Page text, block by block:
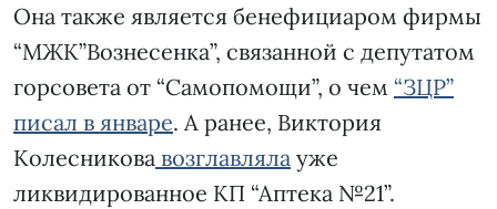
Она также является бенефициаром фирмы
“МЖК”Вознесенка”, связанной с депутатом
горсовета от “Самопомощи”, о чем “ЗЦР”
писал в январе. А ранее, Виктория
Колесникова возглавляла уже
ликвидированное КП “Аптека №21”.